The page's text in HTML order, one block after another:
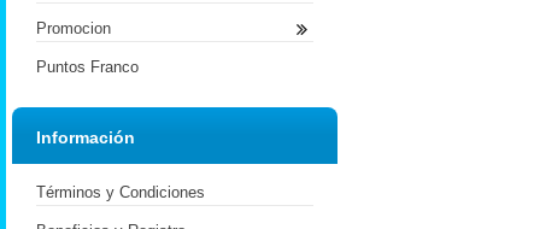
Promocion
Puntos Franco
Información
Términos y Condiciones